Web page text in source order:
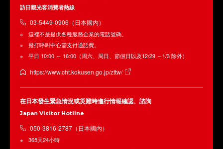
訪日觀光客消費者熱線
03-5449-0906（日本國內）
這裡不是提供各種服務企業的電話號碼。
撥打呼叫中心需支付通話費。
平日 10:00 ～ 16:00（周六、周日、節假日以及12/29 ～1/3 除外）
https://www.cht.kokusen.go.jp/zttw/
在日本發生緊急情況或災難時進行情報確認、諮詢
Japan Visitor Hotline
050-3816-2787（日本國內）
365天24小時